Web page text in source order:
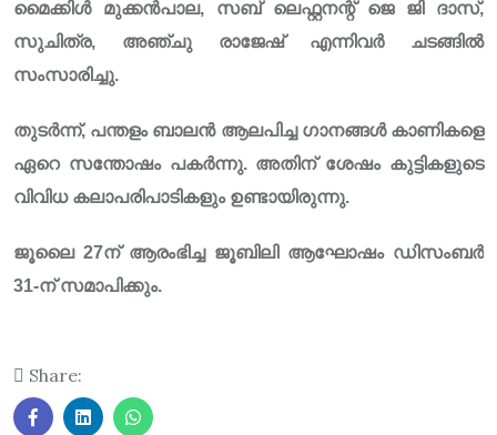
മൈക്കിൾ മുക്കൻപാല, സബ് ലെഫ്റ്റനന്റ് ജെ ജി ദാസ്,
സുചിത്ര, അഞ്ചു രാജേഷ് എന്നിവർ ചടങ്ങിൽ
സംസാരിച്ചു.
തുടർന്ന്, പന്തളം ബാലൻ ആലപിച്ച ഗാനങ്ങൾ കാണികളെ
ഏറെ സന്തോഷം പകർന്നു. അതിന് ശേഷം കുട്ടികളുടെ
വിവിധ കലാപരിപാടികളും ഉണ്ടായിരുന്നു.
ജൂലൈ 27ന് ആരംഭിച്ച ജൂബിലി ആഘോഷം ഡിസംബർ
31-ന് സമാപിക്കും.
Share: